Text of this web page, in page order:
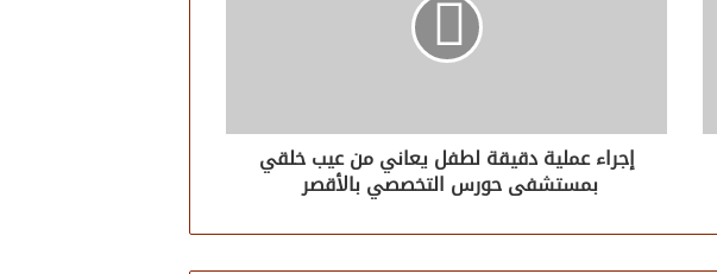
إجراء عملية دقيقة لطفل يعاني من عيب خلقي
بمستشفى حورس التخصصي بالأقصر